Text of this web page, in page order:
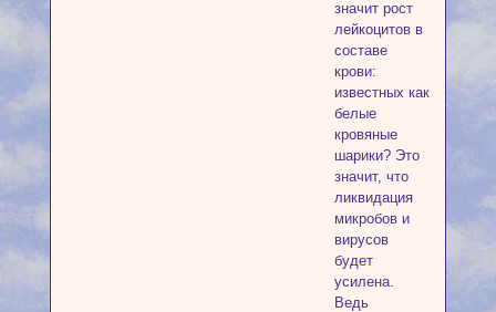
значит рост
лейкоцитов в
составе
крови:
известных как
белые
кровяные
шарики? Это
значит, что
ликвидация
микробов и
вирусов
будет
усилена.
Ведь